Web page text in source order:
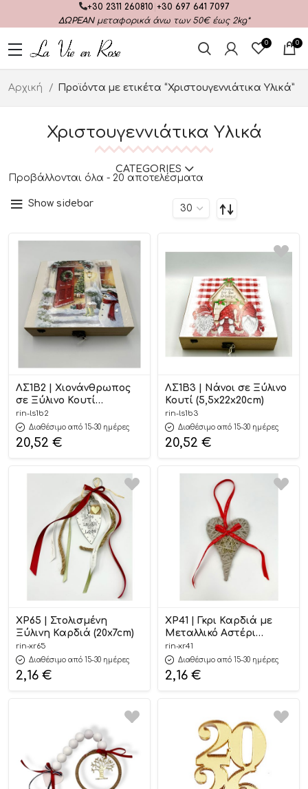
+30 2311 260810 +30 697 641 7097
ΔΩΡΕΑΝμεταφορικά άνω των 50€ έως 2kg*
0 0
Αρχική Προϊόντα με ετικέτα “Χριστουγεννιάτικα Υλικά”
Χριστουγεννιάτικα Υλικά
CATEGORIES
Προβάλλονται όλα - 20 αποτελέσματα
Show sidebar
ΛΣ1Β2 | Χιονάνθρωπος
σε Ξύλινο Κουτί
(5,5x22x20cm)
rin-ls1b2
Διαθέσιμο από 15-30 ημέρες
20,52 €
ΛΣ1Β3 | Νάνοι σε Ξύλινο
Κουτί (5,5x22x20cm)
rin-ls1b3
Διαθέσιμο από 15-30 ημέρες
20,52 €
ΧΡ65 | Στολισμένη
Ξύλινη Καρδιά (20x7cm)
rin-xr65
Διαθέσιμο από 15-30 ημέρες
2,16 €
ΧΡ41 | Γκρι Καρδιά με
Μεταλλικό Αστέρι
(11x9cm)
rin-xr41
Διαθέσιμο από 15-30 ημέρες
2,16 €